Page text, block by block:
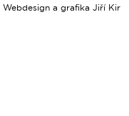
Webdesign a grafika Jiří Kir